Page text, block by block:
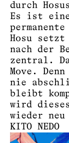
durch
Es ist
Hosu setzt
nach der
zentral.
Move.
nie
bleibt
wird
wieder
KITO NEDO